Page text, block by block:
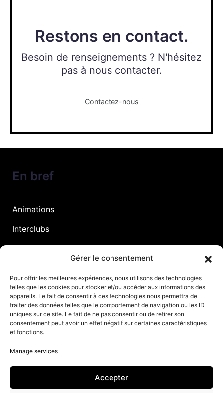
Gérer le consentement
Pour offrir les meilleures expériences, nous utilisons des technologies
telles que les cookies pour stocker et/ou accéder aux informations des
appareils. Le fait de consentir à ces technologies nous permettra de
traiter des données telles que le comportement de navigation ou les ID
uniques sur ce site. Le fait de ne pas consentir ou de retirer son
consentement peut avoir un effet négatif sur certaines caractéristiques
et fonctions.
Manage services
Accepter
Restons en contact.
Besoin de renseignements ? N'hésitez
pas à nous contacter.
Contactez-nous
En bref
Animations
Interclubs
Prochains événements
Voir les événements
Aller plus loin
Justine Henin Academy